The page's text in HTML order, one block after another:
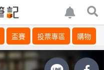
盃賽 投票專區 購物